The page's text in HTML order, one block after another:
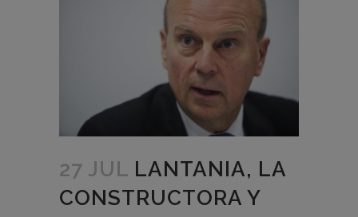
27 JUL LANTANIA, LA
CONSTRUCTORA Y